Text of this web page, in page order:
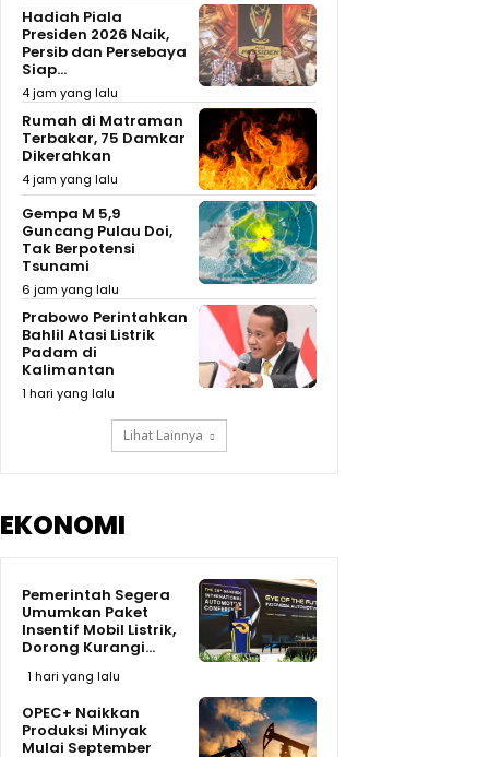
Hadiah Piala
Presiden 2026 Naik,
Persib dan Persebaya
Siap...
4 jam yang lalu
Rumah di Matraman
Terbakar, 75 Damkar
Dikerahkan
4 jam yang lalu
Gempa M 5,9
Guncang Pulau Doi,
Tak Berpotensi
Tsunami
6 jam yang lalu
Prabowo Perintahkan
Bahlil Atasi Listrik
Padam di
Kalimantan
1 hari yang lalu
Lihat Lainnya
EKONOMI
Pemerintah Segera
Umumkan Paket
Insentif Mobil Listrik,
Dorong Kurangi...
1 hari yang lalu
OPEC+ Naikkan
Produksi Minyak
Mulai September